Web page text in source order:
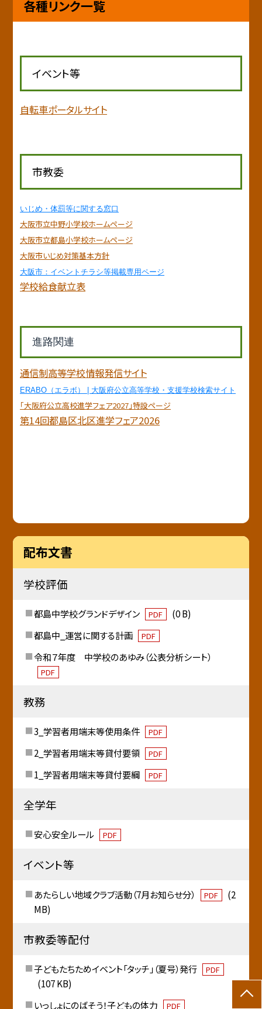
各種リンク一覧
イベント等
自転車ポータルサイト
市教委
いじめ・体罰等に関する窓口
大阪市立中野小学校ホームページ
大阪市立都島小学校ホームページ
大阪市いじめ対策基本方針
大阪市：イベントチラシ等掲載専用ページ
学校給食献立表
進路関連
通信制高等学校情報発信サイト
ERABO（エラボ） | 大阪府公立高等学校・支援学校検索サイト
「大阪府公立高校進学フェア2027」特設ページ
第14回都島区北区進学フェア2026
配布文書
学校評価
都島中学校グランドデザイン PDF
(0 B)
都島中_運営に関する計画
PDF
令和７年度 中学校のあゆみ（公表分析シート）
PDF
教務
3_学習者用端末等使用条件 PDF
2_学習者用端末等貸付要領 PDF
1_学習者用端末等貸付要綱 PDF
全学年
安心安全ルール PDF
イベント等
あたらしい地域クラブ活動（7月お知らせ分） PDF
(2
MB)
市教委等配付
子どもたちためイベント「タッチ」（夏号）発行 PDF
(107 KB)
いっしょにのばそう！子どもの体力
PDF